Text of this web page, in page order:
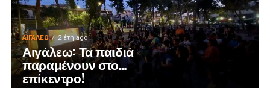
ΑΙΓΑΛΕΩ 2 έτη ago
Αιγάλεω: Τα παιδιά
παραμένουν στο…
επίκεντρο!